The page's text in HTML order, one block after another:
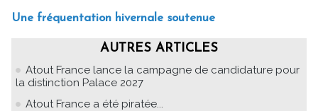
Une fréquentation hivernale soutenue
AUTRES ARTICLES
Atout France lance la campagne de candidature pour
la distinction Palace 2027
Atout France a été piratée...